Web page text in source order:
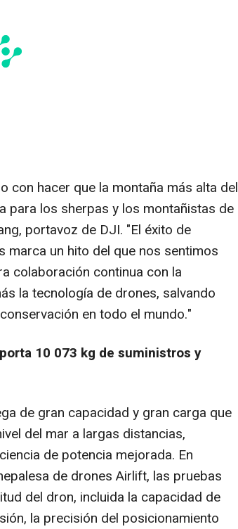
con hacer que la montaña más alta del
para los sherpas y los montañistas de
portavoz de DJI. "El éxito de
marca un hito del que nos sentimos
colaboración continua con la
la tecnología de drones, salvando
en todo el mundo."
10 073 kg de suministros y
de gran capacidad y gran carga que
del mar a largas distancias,
de potencia mejorada. En
de drones Airlift, las pruebas
del dron, incluida la capacidad de
la precisión del posicionamiento